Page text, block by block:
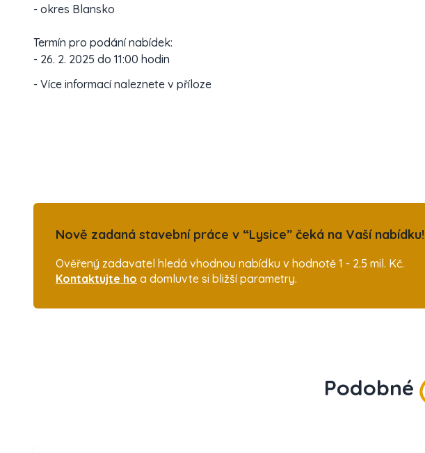
- okres Blansko
Termín pro podání nabídek:
- 26. 2. 2025 do 11:00 hodin
- Více informací naleznete v příloze
Nově zadaná stavební práce v “Lysice” čeká na Vaší nabídku!
Ověřený zadavatel hledá vhodnou nabídku v hodnotě 1 - 2.5 mil. Kč.
Kontaktujte ho a domluvte si bližší parametry.
Podobné